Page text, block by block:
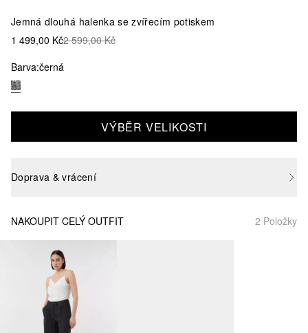
Jemná dlouhá halenka se zvířecím potiskem
1 499,00 Kč2 599,00 Kč
Barva:černá
VÝBĚR VELIKOSTI
Doprava & vrácení
NAKOUPIT CELÝ OUTFIT 2 Položky